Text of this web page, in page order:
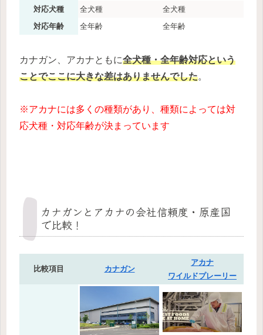
対応犬種 全犬種
全犬種
対応年齢
全年齢 全年齢
カナガン、アカナともに全犬種・全年齢対応という
ことでここに大きな差はありませんでした。
※アカナには多くの種類があり、種類によっては対
応犬種・対応年齢が決まっています
カナガンとアカナの会社信頼度・原産国
で比較！
比較項目 カナガン
アカナ
ワイルドプレーリー